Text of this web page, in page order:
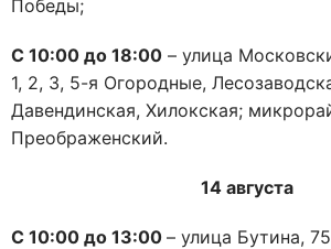
Победы;
С 10:00 до 18:00 – улица
1, 2, 3, 5-я Огородные,
Давендинская, Хилокская;
Преображенский.
14 августа
С 10:00 до 13:00 – улица Бутина,